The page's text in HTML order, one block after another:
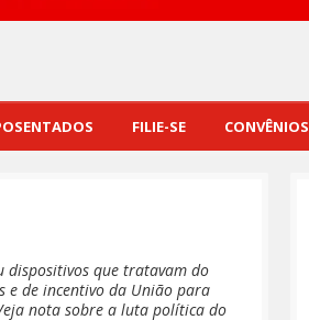
FILIE-SE CONVÊNIOS
dispositivos que tratavam do
e de incentivo da União para
nota sobre a luta política do